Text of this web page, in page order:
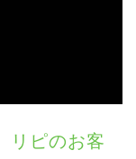
リピのお客